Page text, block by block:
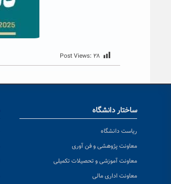
Post Views: ۲۸
ساختار دانشگاه
ریاست دانشگاه
معاونت پژوهشی و فن آوری
معاونت آموزشی و تحصیلات تکمیلی
معاونت اداری مالی